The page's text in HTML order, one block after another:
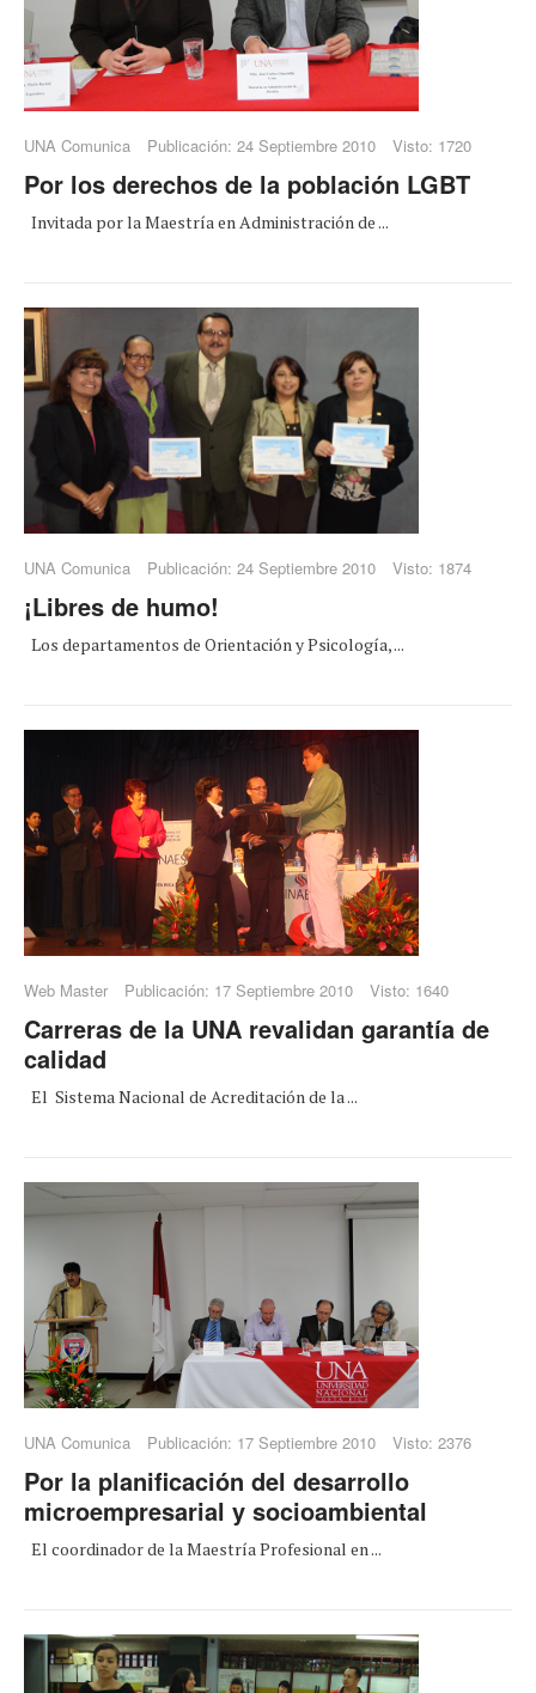
UNA Comunica Publicación: 24 Septiembre 2010 Visto: 1720
Por los derechos de la población LGBT
Invitada por la Maestría en Administración de ...
UNA Comunica Publicación: 24 Septiembre 2010 Visto: 1874
¡Libres de humo!
Los departamentos de Orientación y Psicología, ...
Web Master Publicación: 17 Septiembre 2010 Visto: 1640
Carreras de la UNA revalidan garantía de
calidad
El Sistema Nacional de Acreditación de la ...
UNA Comunica Publicación: 17 Septiembre 2010 Visto: 2376
Por la planificación del desarrollo
microempresarial y socioambiental
El coordinador de la Maestría Profesional en ...